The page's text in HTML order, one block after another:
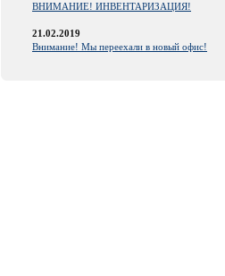
ВНИМАНИЕ! ИНВЕНТАРИЗАЦИЯ!
21.02.2019
Внимание! Мы переехали в новый офис!